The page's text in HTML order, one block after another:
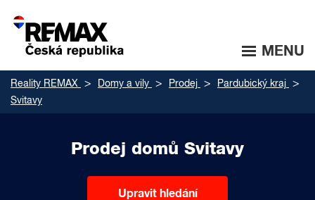
MENU
Reality REMAX Domy a vily Prodej
Pardubický kraj
Svitavy
Prodej domů Svitavy
Upravit hledání